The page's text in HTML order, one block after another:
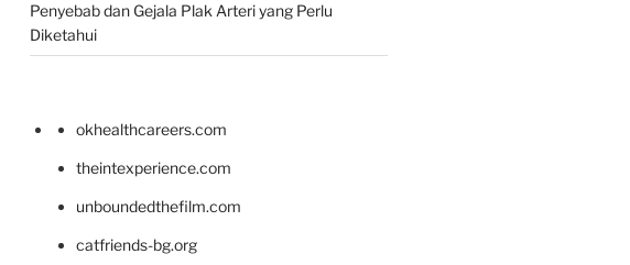
Penyebab dan Gejala Plak Arteri yang Perlu
Diketahui
okhealthcareers.com
theintexperience.com
unboundedthefilm.com
catfriends-bg.org